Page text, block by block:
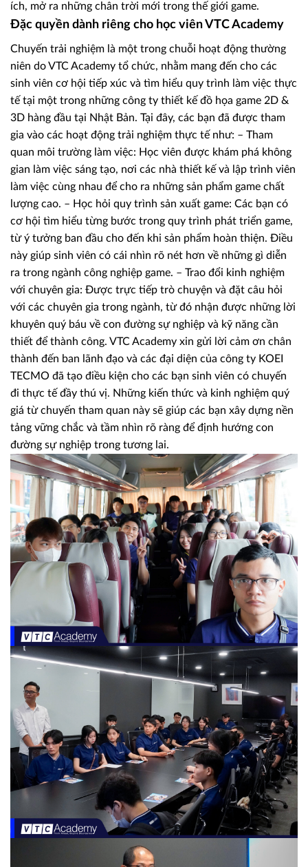
ích, mở ra những chân trời mới trong thế giới game.
Đặc quyền dành riêng cho học viên VTC Academy
Chuyến trải nghiệm là một trong chuỗi hoạt động thường
niên do VTC Academy tổ chức, nhằm mang đến cho các
sinh viên cơ hội tiếp xúc và tìm hiểu quy trình làm việc thực
tế tại một trong những công ty thiết kế đồ họa game 2D &
3D hàng đầu tại Nhật Bản. Tại đây, các bạn đã được tham
gia vào các hoạt động trải nghiệm thực tế như: – Tham
quan môi trường làm việc: Học viên được khám phá không
gian làm việc sáng tạo, nơi các nhà thiết kế và lập trình viên
làm việc cùng nhau để cho ra những sản phẩm game chất
lượng cao. – Học hỏi quy trình sản xuất game: Các bạn có
cơ hội tìm hiểu từng bước trong quy trình phát triển game,
từ ý tưởng ban đầu cho đến khi sản phẩm hoàn thiện. Điều
này giúp sinh viên có cái nhìn rõ nét hơn về những gì diễn
ra trong ngành công nghiệp game. – Trao đổi kinh nghiệm
với chuyên gia: Được trực tiếp trò chuyện và đặt câu hỏi
với các chuyên gia trong ngành, từ đó nhận được những lời
khuyên quý báu về con đường sự nghiệp và kỹ năng cần
thiết để thành công. VTC Academy xin gửi lời cảm ơn chân
thành đến ban lãnh đạo và các đại diện của công ty KOEI
TECMO đã tạo điều kiện cho các bạn sinh viên có chuyến
đi thực tế đầy thú vị. Những kiến thức và kinh nghiệm quý
giá từ chuyến tham quan này sẽ giúp các bạn xây dựng nền
tảng vững chắc và tầm nhìn rõ ràng để định hướng con
đường sự nghiệp trong tương lai.